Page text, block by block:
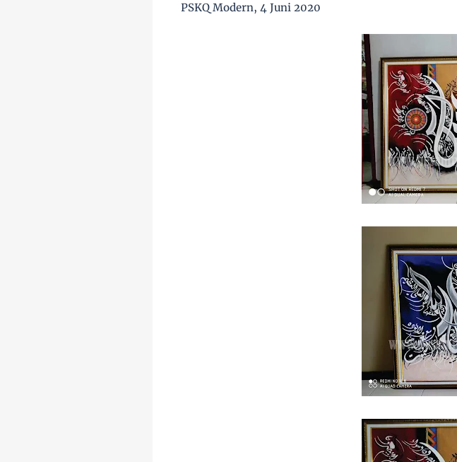
PSKQ Modern, 4 Juni 2020